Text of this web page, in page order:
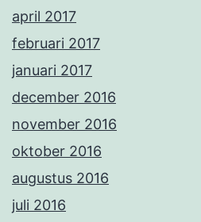
april 2017
februari 2017
januari 2017
december 2016
november 2016
oktober 2016
augustus 2016
juli 2016